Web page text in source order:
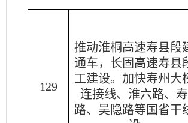
129
推动淮桐高速寿县段
通车，长固高速寿县
工建设。加快寿州大
连接线、淮六路、
路、吴隐路等国省干